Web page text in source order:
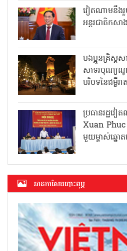
វៀតណាមនឹង
អន្តរជាតិកស
បងប្អូនគ្រិស្
សាទរបុណ្យណូ
បរិបទនៃជម្ងឺរ
ប្រធានរដ្ឋវ
Xuan
មួយម្ចាស់ឆ្ន
អាន​កាសែត​បោះពុម្ភ